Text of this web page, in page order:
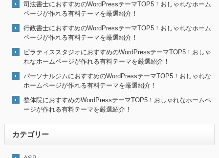
司法書士におすすめのWordPressテーマTOP5！おしゃれなホーム
ページが作れる有料テーマを厳選紹介！
行政書士におすすめのWordPressテーマTOP5！おしゃれなホーム
ページが作れる有料テーマを厳選紹介！
ピラティススタジオにおすすめのWordPressテーマTOP5！おしゃ
れなホームページが作れる有料テーマを厳選紹介！
パーソナルジムにおすすめのWordPressテーマTOP5！おしゃれな
ホームページが作れる有料テーマを厳選紹介！
整体院におすすめのWordPressテーマTOP5！おしゃれなホームペ
ージが作れる有料テーマを厳選紹介！
カテゴリー